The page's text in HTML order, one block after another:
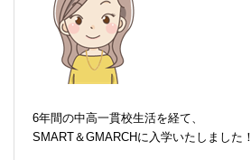
6年間の中高一貫校生活を経て、
SMART＆GMARCHに入学いたしました！